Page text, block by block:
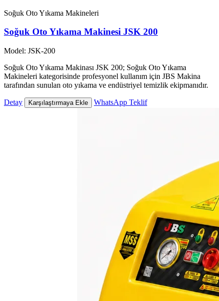
Soğuk Oto Yıkama Makineleri
Soğuk Oto Yıkama Makinesi JSK 200
Model: JSK-200
Soğuk Oto Yıkama Makinası JSK 200; Soğuk Oto Yıkama
Makineleri kategorisinde profesyonel kullanım için JBS Makina
tarafından sunulan oto yıkama ve endüstriyel temizlik ekipmanıdır.
Detay Karşılaştırmaya Ekle WhatsApp Teklif